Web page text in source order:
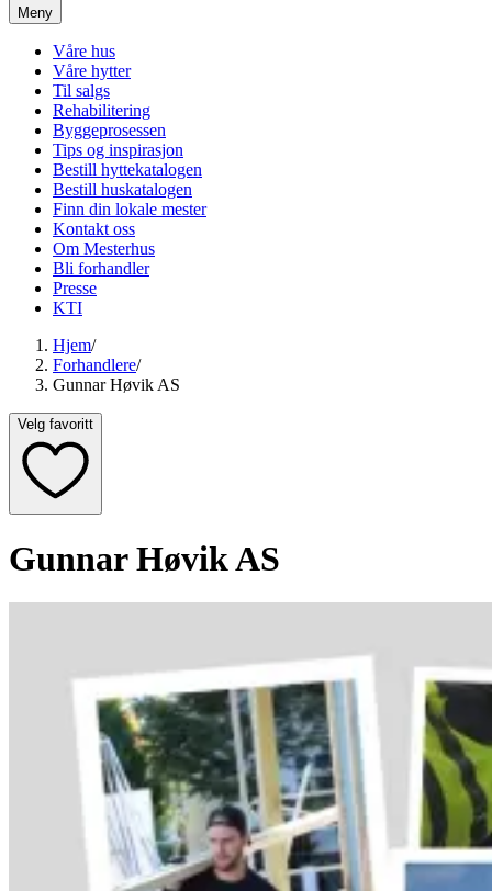
Meny
Våre hus
Våre hytter
Til salgs
Rehabilitering
Byggeprosessen
Tips og inspirasjon
Bestill hyttekatalogen
Bestill huskatalogen
Finn din lokale mester
Kontakt oss
Om Mesterhus
Bli forhandler
Presse
KTI
Hjem/
Forhandlere/
Gunnar Høvik AS
Velg favoritt
Gunnar Høvik AS